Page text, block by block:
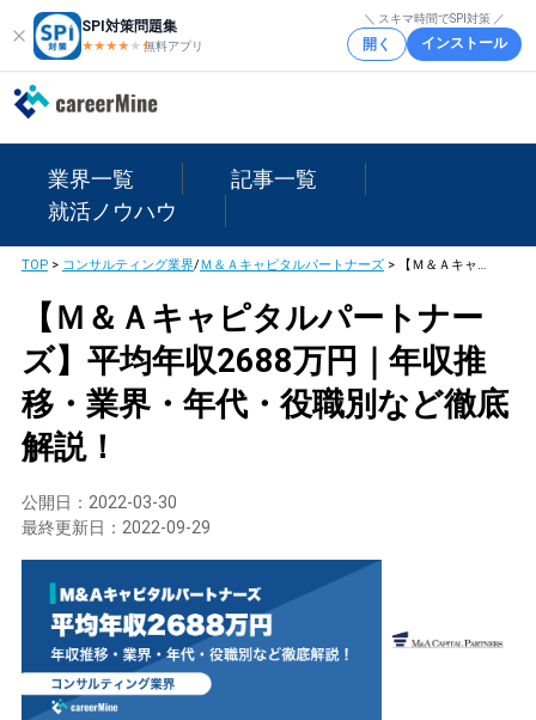
SPI対策問題集
★★★★ ★★
無料アプリ
＼ スキマ時間でSPI対策 ／
開く インストール
業界一覧
記事一覧
就活ノウハウ
TOP> コンサルティング業界/Ｍ＆Ａキャピタルパートナーズ> 【Ｍ＆Ａキャピタルパートナーズ】平均年収2688万円｜年収推移・業界・年代・役職別など徹底解説！
【Ｍ＆Ａキャピタルパートナー
ズ】平均年収2688万円｜年収推
移・業界・年代・役職別など徹底
解説！
公開日： 2022-03-30
最終更新日： 2022-09-29